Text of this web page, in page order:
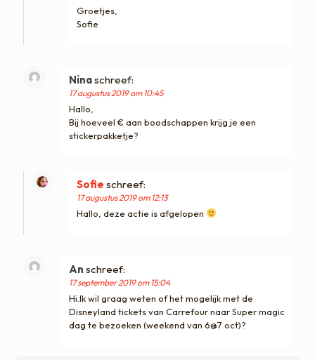
Groetjes,
Sofie
Ninaschreef:
17 augustus 2019 om 10:45
Hallo,
Bij hoeveel € aan boodschappen krijg je een
stickerpakketje?
Sofie schreef:
17 augustus 2019 om 12:13
Hallo, deze actie is afgelopen
An schreef:
17 september 2019 om 15:04
Hi.Ik wil graag weten of het mogelijk met de
Disneyland tickets van Carrefour naar Super magic
dag te bezoeken (weekend van 6@7 oct)?